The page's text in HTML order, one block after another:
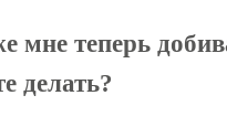
мне теперь
делать?